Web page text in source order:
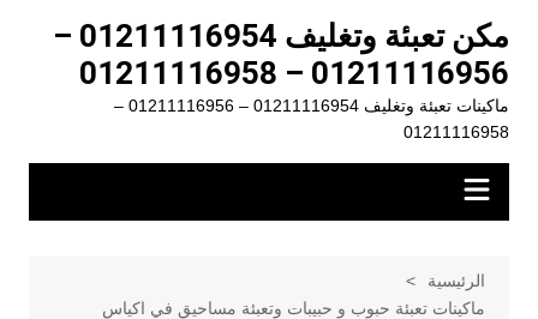
المحتوى
مكن تعبئة وتغليف 01211116954 –
01211116956 – 01211116958
ماكينات تعبئة وتغليف 01211116954 – 01211116956 –
01211116958
الرئيسية
ماكينات تعبئة حبوب و حبيبات وتعبئة مساحيق في اكياس